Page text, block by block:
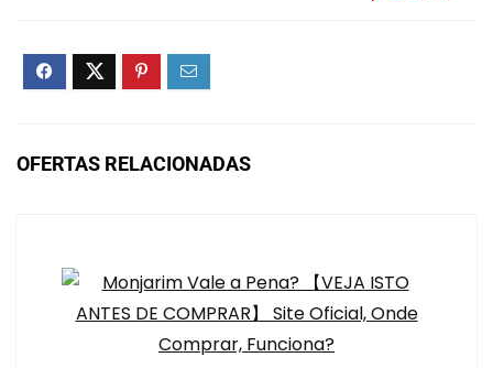
OFERTAS RELACIONADAS